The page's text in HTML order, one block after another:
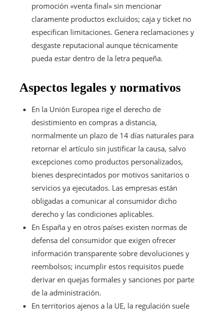
promoción «venta final» sin mencionar
claramente productos excluidos; caja y ticket no
especifican limitaciones. Genera reclamaciones y
desgaste reputacional aunque técnicamente
pueda estar dentro de la letra pequeña.
Aspectos legales y normativos
En la Unión Europea rige el derecho de
desistimiento en compras a distancia,
normalmente un plazo de 14 días naturales para
retornar el artículo sin justificar la causa, salvo
excepciones como productos personalizados,
bienes desprecintados por motivos sanitarios o
servicios ya ejecutados. Las empresas están
obligadas a comunicar al consumidor dicho
derecho y las condiciones aplicables.
En España y en otros países existen normas de
defensa del consumidor que exigen ofrecer
información transparente sobre devoluciones y
reembolsos; incumplir estos requisitos puede
derivar en quejas formales y sanciones por parte
de la administración.
En territorios ajenos a la UE, la regulación suele